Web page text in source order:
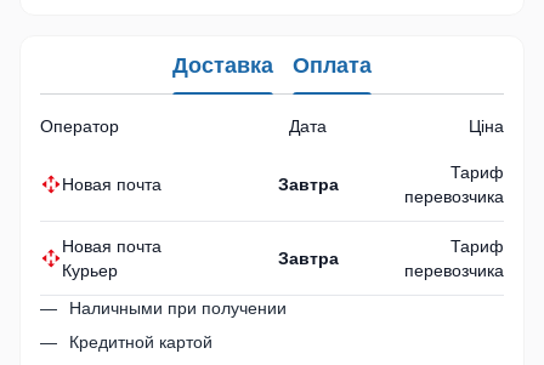
Доставка Оплата
Оператор Дата Ціна
Новая почта Завтра
Тариф
перевозчика
Новая почта
Курьер
Завтра
Тариф
перевозчика
Наличными при получении
Кредитной картой